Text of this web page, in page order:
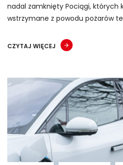
nadal zamknięty Pociągi, których
wstrzymane z powodu pożarów
CZYTAJ WIĘCEJ